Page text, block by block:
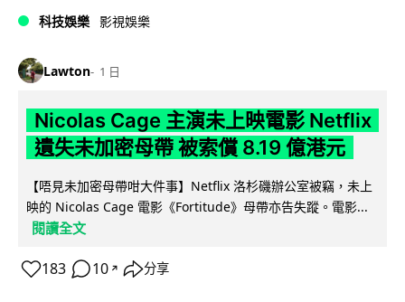
科技娛樂 影視娛樂
Lawton 1 日
Nicolas Cage 主演未上映電影 Netflix
遺失未加密母帶 被索償 8.19 億港元
【唔見未加密母帶咁大件事】Netflix 洛杉磯辦公室被竊，未上
映的 Nicolas Cage 電影《Fortitude》母帶亦告失蹤。電影...
閱讀全文
183 10 ↗ 分享